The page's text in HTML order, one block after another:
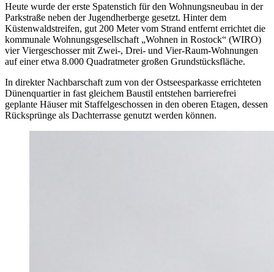
Heute wurde der erste Spatenstich für den Wohnungsneubau in der
Parkstraße neben der Jugendherberge gesetzt. Hinter dem
Küstenwaldstreifen, gut 200 Meter vom Strand entfernt errichtet die
kommunale Wohnungsgesellschaft „Wohnen in Rostock“ (WIRO)
vier Viergeschosser mit Zwei-, Drei- und Vier-Raum-Wohnungen
auf einer etwa 8.000 Quadratmeter großen Grundstücksfläche.
In direkter Nachbarschaft zum von der Ostseesparkasse errichteten
Dünenquartier in fast gleichem Baustil entstehen barrierefrei
geplante Häuser mit Staffelgeschossen in den oberen Etagen, dessen
Rücksprünge als Dachterrasse genutzt werden können.